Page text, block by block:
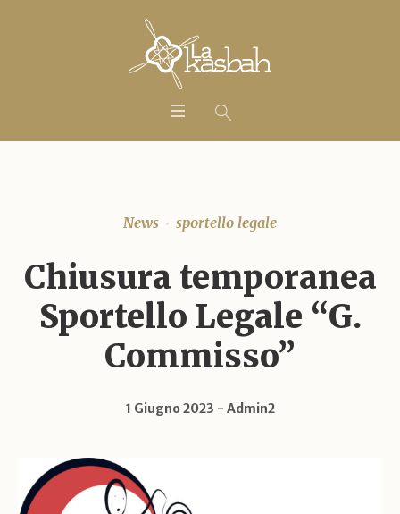
News sportello legale
Chiusura temporanea
Sportello Legale “G.
Commisso”
1 Giugno 2023 Admin2